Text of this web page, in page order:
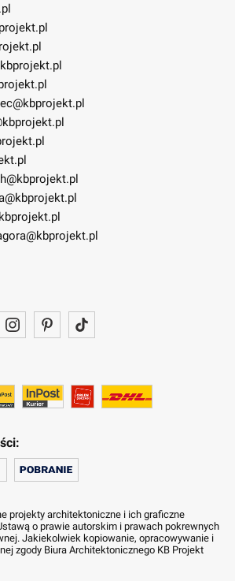
projekty architektoniczne i ich graficzne
o prawie autorskim i prawach pokrewnych
Jakiekolwiek kopiowanie, opracowywanie i
zgody Biura Architektonicznego KB Projekt